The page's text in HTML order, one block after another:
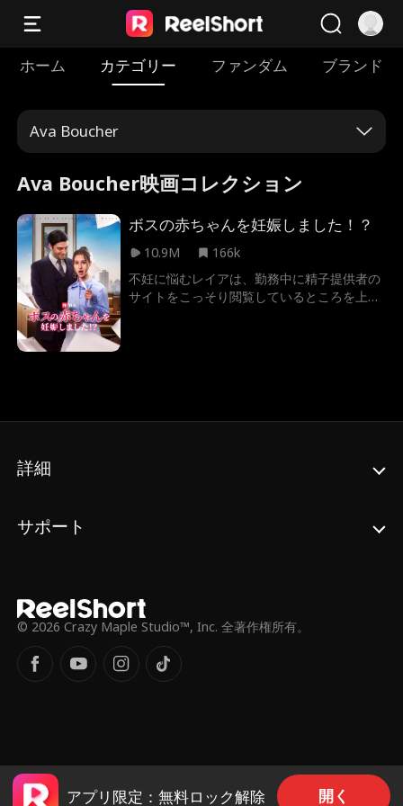
ホーム カテゴリー ファンダム ブランド
Ava Boucher
Ava Boucher映画コレクション
ボスの赤ちゃんを妊娠しました！？
10.9M
166k
不妊に悩むレイアは、勤務中に精子提供者の
サイトをこっそり閲覧しているところを上司
明らかになるのは、いつの日か？
詳細
サポート
© 2026 Crazy Maple Studio™, Inc. 全著作権所有。
アプリ限定：無料ロック解除 開く